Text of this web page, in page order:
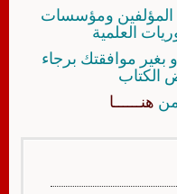
المؤلفين ومؤسسات
العلمية
موافقتك برجاء
الكتاب
هنــــــا